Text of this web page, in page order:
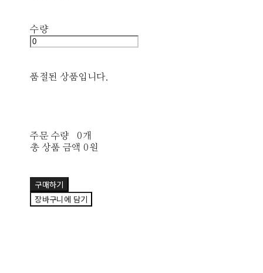
수량
품절된 상품입니다.
주문 수량
0개
총 상품 금액 0원
구매하기
장바구니에 담기